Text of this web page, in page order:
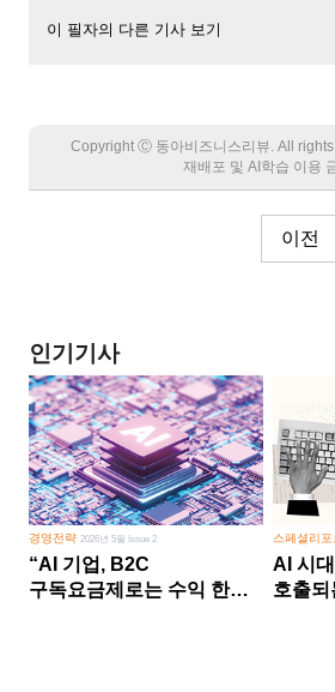
이 필자의 다른 기사 보기
Copyright Ⓒ 동아비즈니스리뷰. All
재배포 및 AI학습 이용
이전
인기기사
경영전략 2026년 5월 Issue 2
“AI 기업, B2C
구독요금제로는 수익 한계
스페셜리포
AI 시
호출되